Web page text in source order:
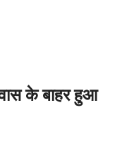
के बाहर हुआ